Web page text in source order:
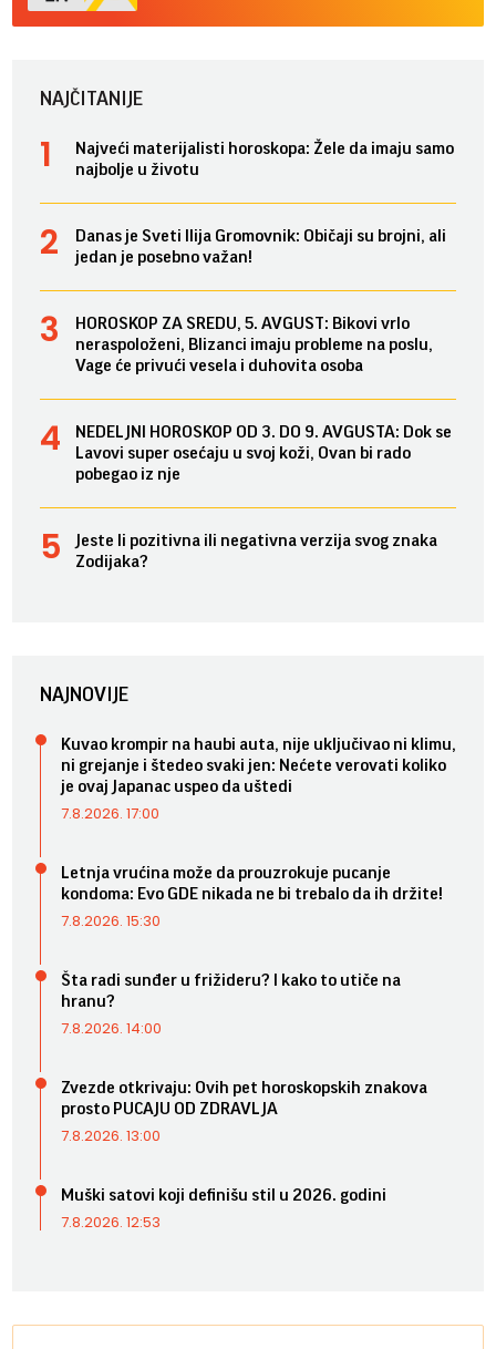
NAJČITANIJE
Najveći materijalisti horoskopa: Žele da imaju samo
najbolje u životu
Danas je Sveti Ilija Gromovnik: Običaji su brojni, ali
jedan je posebno važan!
HOROSKOP ZA SREDU, 5. AVGUST: Bikovi vrlo
neraspoloženi, Blizanci imaju probleme na poslu,
Vage će privući vesela i duhovita osoba
NEDELJNI HOROSKOP OD 3. DO 9. AVGUSTA: Dok se
Lavovi super osećaju u svoj koži, Ovan bi rado
pobegao iz nje
Jeste li pozitivna ili negativna verzija svog znaka
Zodijaka?
NAJNOVIJE
Kuvao krompir na haubi auta, nije uključivao ni klimu,
ni grejanje i štedeo svaki jen: Nećete verovati koliko
je ovaj Japanac uspeo da uštedi
7.8.2026. 17:00
Letnja vrućina može da prouzrokuje pucanje
kondoma: Evo GDE nikada ne bi trebalo da ih držite!
7.8.2026. 15:30
Šta radi sunđer u frižideru? I kako to utiče na
hranu?
7.8.2026. 14:00
Zvezde otkrivaju: Ovih pet horoskopskih znakova
prosto PUCAJU OD ZDRAVLJA
7.8.2026. 13:00
Muški satovi koji definišu stil u 2026. godini
7.8.2026. 12:53